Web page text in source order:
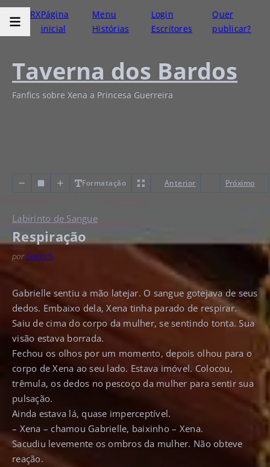
RXPágina
inicial
Menu
Histórias
Login
Escritores
Quer
publicar?
Taverna dos Bardos
Fanfics sobre Xena a Princesa Guerreira
Formatação Anterior Próximo
Labirinto de Sangue
Respiração
porDietrich
Gabrielle sentiu a mão latejar. O sangue gotejava de seus
dedos. Embaixo dela, Xena tinha parado de respirar.
Saiu de cima do corpo da mulher, se sentindo tonta. Sua
visão estava borrada.
Fechou os olhos por um momento, depois olhou para o
corpo de Xena ao seu lado. Estava imóvel. Colocou,
trêmula, os dedos no pescoço da mulher para sentir sua
pulsação.
Ainda estava lá, quase imperceptível.
– Xena – chamou Gabrielle, baixinho – Xena.
Sacudiu levemente os ombros da mulher. Não obteve
reação.